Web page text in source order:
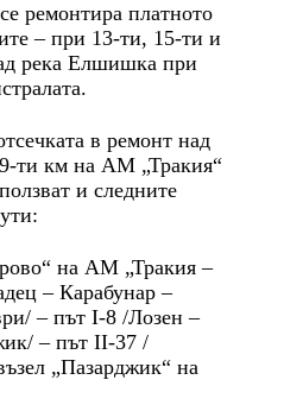
ремонтира платното
– при 13-ти, 15-ти и
река Елшишка при
в ремонт над
ти км на АМ „Тракия“
и следните
на АМ „Тракия –
– Карабунар –
– път I-8 /Лозен –
– път II-37 /
„Пазарджик“ на